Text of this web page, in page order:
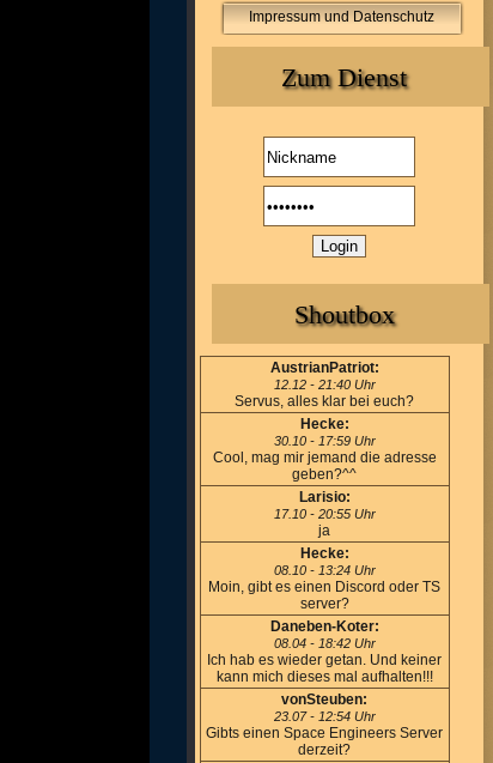
Impressum und Datenschutz
Zum Dienst
Shoutbox
AustrianPatriot:
12.12 - 21:40 Uhr
Servus, alles klar bei euch?
Hecke:
30.10 - 17:59 Uhr
Cool, mag mir jemand die adresse
geben?^^
Larisio:
17.10 - 20:55 Uhr
ja
Hecke:
08.10 - 13:24 Uhr
Moin, gibt es einen Discord oder TS
server?
Daneben-Koter:
08.04 - 18:42 Uhr
Ich hab es wieder getan. Und keiner
kann mich dieses mal aufhalten!!!
vonSteuben:
23.07 - 12:54 Uhr
Gibts einen Space Engineers Server
derzeit?